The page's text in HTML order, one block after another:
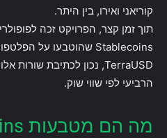
קוריאני ואירו, בין היתר.
תוך זמן קצר, הפרויקט זכה
Stablecoins שהוטבעו על הפלטפורמה.
הרביעי לפי שווי שוק.
מה הם מטבעות Terra Stablecoins?